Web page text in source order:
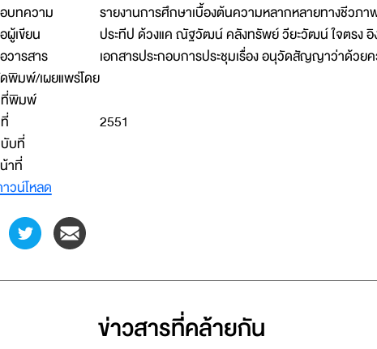
บทความ
รายงานการศึกษาเบื้องต้นความหลากหลายทางชีวภา
ผู้เขียน
ประทีป ด้วงแค ณัฐวัฒน์ คลังทรัพย์ วียะวัฒน์ ใจตรง อิ
วารสาร
เอกสารประกอบการประชุมเรื่อง อนุวัดสัญญาว่าด้ว
พิมพ์/เผยแพร่โดย
พิมพ์
2551
บที่
าที่
วน์โหลด
ข่าวสารที่่คล้ายกัน